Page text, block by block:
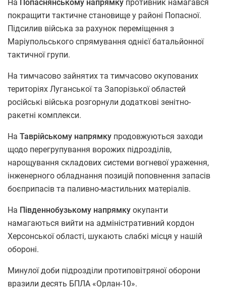
На Попаснянському напрямку противник намагався
покращити тактичне становище у районі Попасної.
Підсилив війська за рахунок переміщення з
Маріупольського спрямування однієї батальйонної
тактичної групи.
На тимчасово зайнятих та тимчасово окупованих
територіях Луганської та Запорізької областей
російські війська розгорнули додаткові зенітно-
ракетні комплекси.
На Таврійському напрямку продовжуються заходи
щодо перегрупування ворожих підрозділів,
нарощування складових системи вогневої ураження,
інженерного обладнання позицій поповнення запасів
боєприпасів та паливно-мастильних матеріалів.
На Південнобузькому напрямку окупанти
намагаються вийти на адміністративний кордон
Херсонської області, шукають слабкі місця у нашій
обороні.
Минулої доби підрозділи протиповітряної оборони
вразили десять БПЛА «Орлан-10».